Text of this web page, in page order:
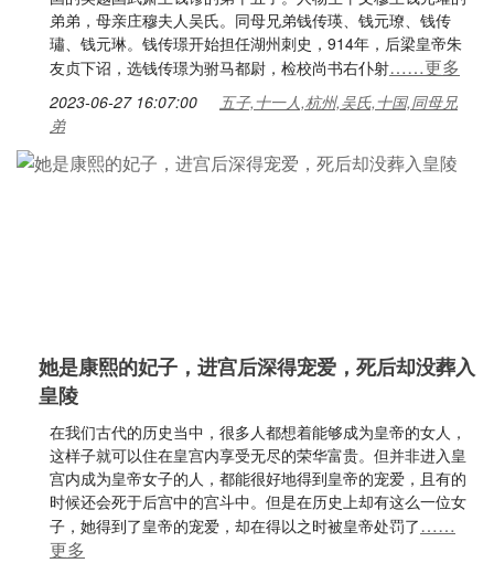
弟弟，母亲庄穆夫人吴氏。同母兄弟钱传瑛、钱元璙、钱传
璛、钱元琳。钱传璟开始担任湖州刺史，914年，后梁皇帝朱
友贞下诏，选钱传璟为驸马都尉，检校尚书右仆射……更多
2023-06-27 16:07:00
五子,十一人,杭州,吴氏,十国,同母兄
弟
她是康熙的妃子，进宫后深得宠爱，死后却没葬入
皇陵
在我们古代的历史当中，很多人都想着能够成为皇帝的女人，
这样子就可以住在皇宫内享受无尽的荣华富贵。但并非进入皇
宫内成为皇帝女子的人，都能很好地得到皇帝的宠爱，且有的
时候还会死于后宫中的宫斗中。但是在历史上却有这么一位女
子，她得到了皇帝的宠爱，却在得以之时被皇帝处罚了……
更多